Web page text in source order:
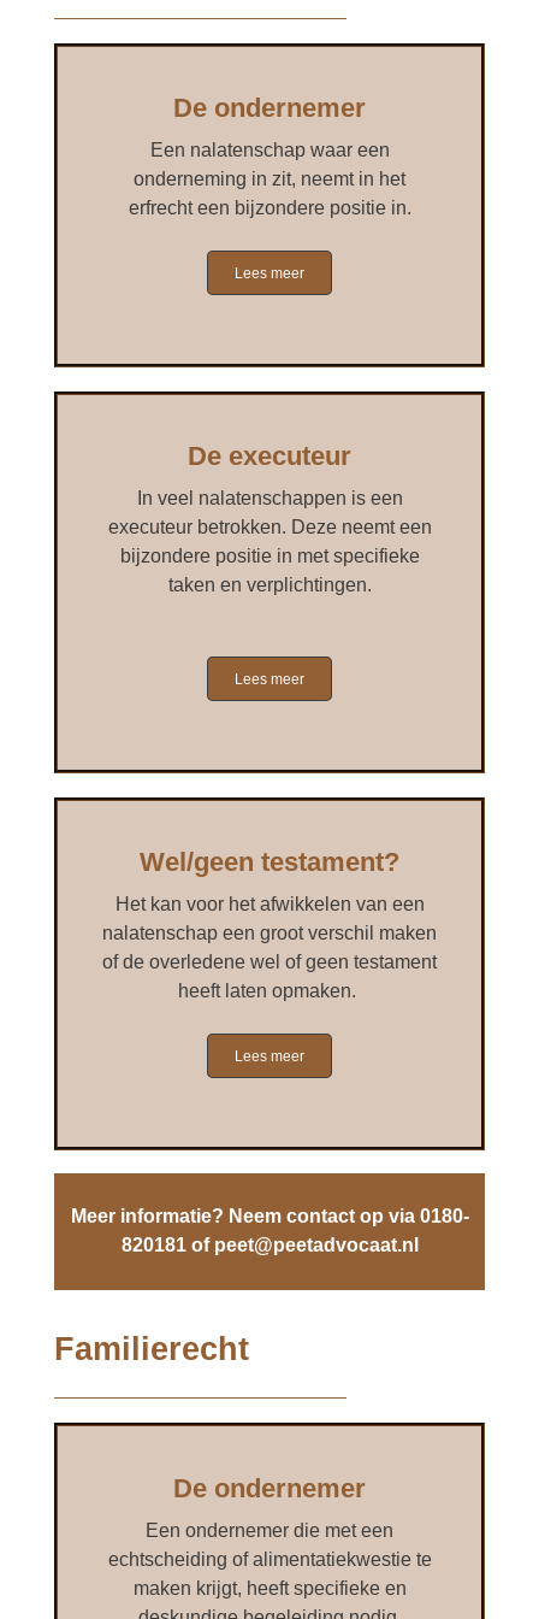
De legitieme portie
Wilsrechten
Goede doelen
OVER JEROEN PEET
De ondernemer
Een nalatenschap waar een
onderneming in zit, neemt in het
erfrecht een bijzondere positie in.
Lees meer
De executeur
In veel nalatenschappen is een
executeur betrokken. Deze neemt een
bijzondere positie in met specifieke
taken en verplichtingen.
Lees meer
Wel/geen testament?
Het kan voor het afwikkelen van een
nalatenschap een groot verschil maken
of de overledene wel of geen testament
heeft laten opmaken.
Lees meer
Meer informatie? Neem contact op via 0180-
820181 of peet@peetadvocaat.nl
Familierecht
De ondernemer
Een ondernemer die met een
echtscheiding of alimentatiekwestie te
maken krijgt, heeft specifieke en